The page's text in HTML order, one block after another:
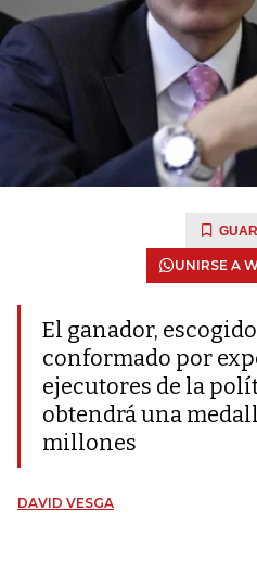
UNIRSE A
El ganador,
conformado por
ejecutores de la
obtendrá una
millones
DAVID VESGA